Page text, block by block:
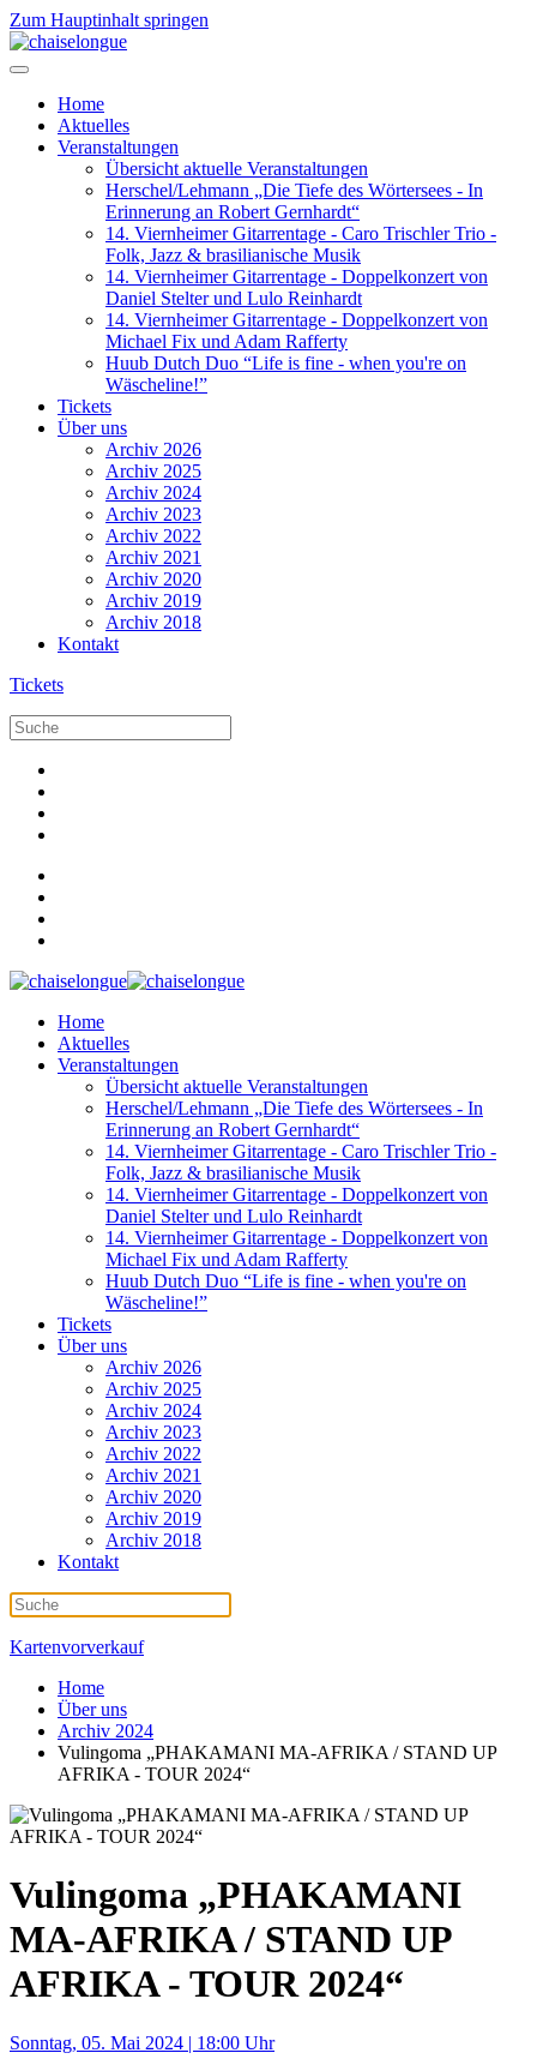
Zum Hauptinhalt springen
Home
Aktuelles
Veranstaltungen
Übersicht aktuelle Veranstaltungen
Herschel/Lehmann „Die Tiefe des Wörtersees - In
Erinnerung an Robert Gernhardt“
14. Viernheimer Gitarrentage - Caro Trischler Trio -
Folk, Jazz & brasilianische Musik
14. Viernheimer Gitarrentage - Doppelkonzert von
Daniel Stelter und Lulo Reinhardt
14. Viernheimer Gitarrentage - Doppelkonzert von
Michael Fix und Adam Rafferty
Huub Dutch Duo “Life is fine - when you're on
Wäscheline!”
Tickets
Über uns
Archiv 2026
Archiv 2025
Archiv 2024
Archiv 2023
Archiv 2022
Archiv 2021
Archiv 2020
Archiv 2019
Archiv 2018
Kontakt
Tickets
Home
Aktuelles
Veranstaltungen
Übersicht aktuelle Veranstaltungen
Herschel/Lehmann „Die Tiefe des Wörtersees - In
Erinnerung an Robert Gernhardt“
14. Viernheimer Gitarrentage - Caro Trischler Trio -
Folk, Jazz & brasilianische Musik
14. Viernheimer Gitarrentage - Doppelkonzert von
Daniel Stelter und Lulo Reinhardt
14. Viernheimer Gitarrentage - Doppelkonzert von
Michael Fix und Adam Rafferty
Huub Dutch Duo “Life is fine - when you're on
Wäscheline!”
Tickets
Über uns
Archiv 2026
Archiv 2025
Archiv 2024
Archiv 2023
Archiv 2022
Archiv 2021
Archiv 2020
Archiv 2019
Archiv 2018
Kontakt
Kartenvorverkauf
Home
Über uns
Archiv 2024
Vulingoma „PHAKAMANI MA-AFRIKA / STAND UP
AFRIKA - TOUR 2024“
Vulingoma „PHAKAMANI
MA-AFRIKA / STAND UP
AFRIKA - TOUR 2024“
Sonntag, 05. Mai 2024 | 18:00 Uhr